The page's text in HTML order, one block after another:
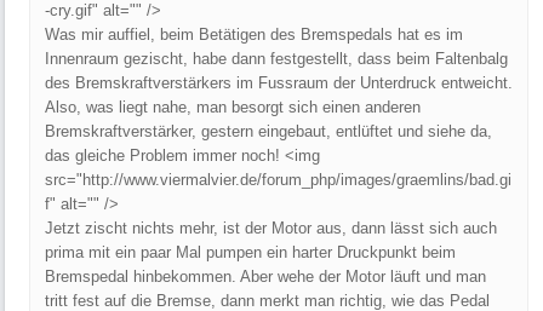
-cry.gif" alt="" />
Was mir auffiel, beim Betätigen des Bremspedals hat es im
Innenraum gezischt, habe dann festgestellt, dass beim Faltenbalg
des Bremskraftverstärkers im Fussraum der Unterdruck entweicht.
Also, was liegt nahe, man besorgt sich einen anderen
Bremskraftverstärker, gestern eingebaut, entlüftet und siehe da,
das gleiche Problem immer noch! <img
src="http://www.viermalvier.de/forum_php/images/graemlins/bad.gi
f" alt="" />
Jetzt zischt nichts mehr, ist der Motor aus, dann lässt sich auch
prima mit ein paar Mal pumpen ein harter Druckpunkt beim
Bremspedal hinbekommen. Aber wehe der Motor läuft und man
tritt fest auf die Bremse, dann merkt man richtig, wie das Pedal